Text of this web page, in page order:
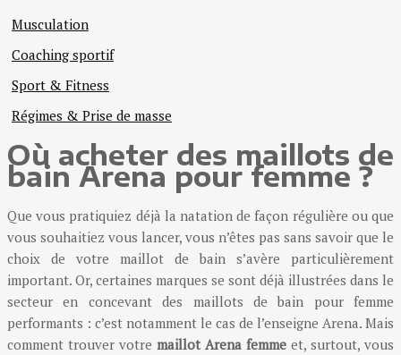
Musculation
Coaching sportif
Sport & Fitness
Régimes & Prise de masse
Où acheter des maillots de
bain Arena pour femme ?
Que vous pratiquiez déjà la natation de façon régulière ou que
vous souhaitiez vous lancer, vous n’êtes pas sans savoir que le
choix de votre maillot de bain s’avère particulièrement
important. Or, certaines marques se sont déjà illustrées dans le
secteur en concevant des maillots de bain pour femme
performants : c’est notamment le cas de l’enseigne Arena. Mais
comment trouver votre maillot Arena femme et, surtout, vous